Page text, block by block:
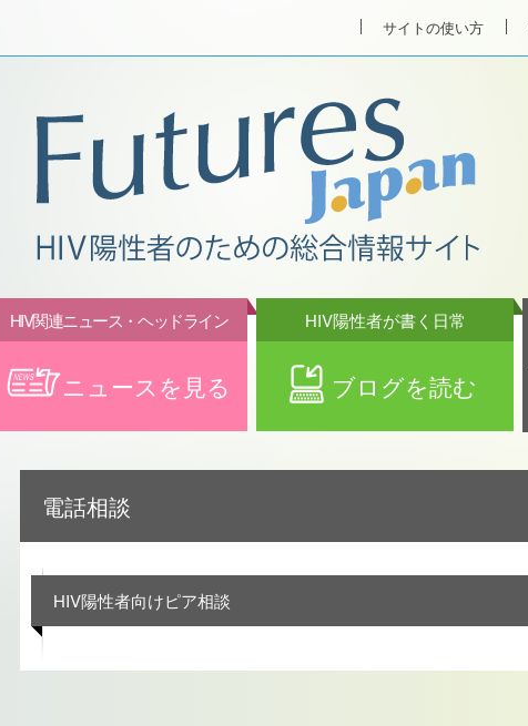
サイトの使い方
ニュースを見る
HIV関連ニュース・ヘッドライン
ブログを読む
HIV陽性者が書く日常
電話相談
HIV陽性者向けピア相談